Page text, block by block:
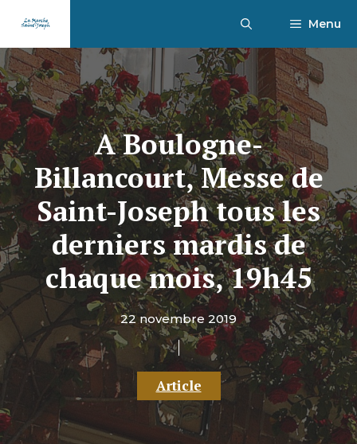
Menu
A Boulogne-
Billancourt, Messe de
Saint-Joseph tous les
derniers mardis de
chaque mois, 19h45
22 novembre 2019
Article